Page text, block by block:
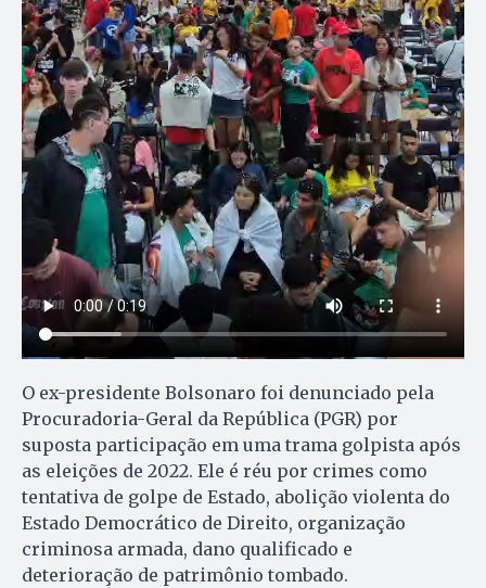
O ex-presidente Bolsonaro foi denunciado pela
Procuradoria-Geral da República (PGR) por
suposta participação em uma trama golpista após
as eleições de 2022. Ele é réu por crimes como
tentativa de golpe de Estado, abolição violenta do
Estado Democrático de Direito, organização
criminosa armada, dano qualificado e
deterioração de patrimônio tombado.